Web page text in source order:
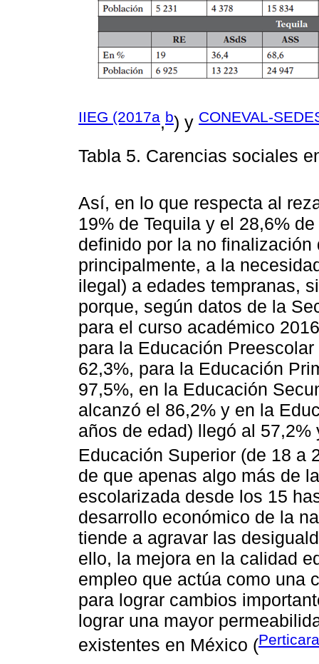
IIEG (2017a,b) y CONEVAL-
Tabla 5. Carencias sociales
Así, en lo que respecta al
19% de Tequila y el 28,6%
definido por la no
principalmente, a la
ilegal) a edades tempranas,
porque, según datos de la
para el curso académico
para la Educación
62,3%, para la Educación
97,5%, en la Educación
alcanzó el 86,2% y en la
años de edad) llegó al
Educación Superior (de 18 a
de que apenas algo más de
escolarizada desde los 15
desarrollo económico de la
tiende a agravar las
ello, la mejora en la calidad
empleo que actúa como una
para lograr cambios
lograr una mayor
existentes en México (